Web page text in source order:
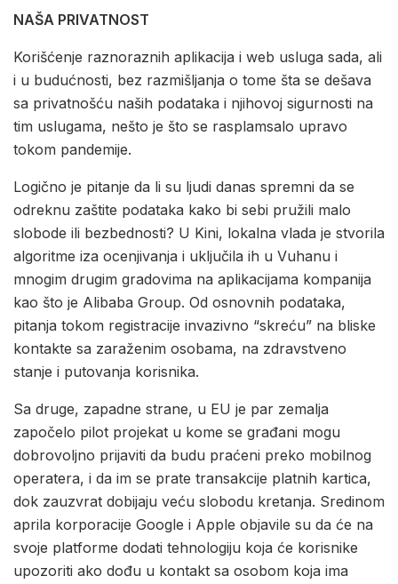
NAŠA PRIVATNOST
Korišćenje raznoraznih aplikacija i web usluga sada, ali
i u budućnosti, bez razmišljanja o tome šta se dešava
sa privatnošću naših podataka i njihovoj sigurnosti na
tim uslugama, nešto je što se rasplamsalo upravo
tokom pandemije.
Logično je pitanje da li su ljudi danas spremni da se
odreknu zaštite podataka kako bi sebi pružili malo
slobode ili bezbednosti? U Kini, lokalna vlada je stvorila
algoritme iza ocenjivanja i uključila ih u Vuhanu i
mnogim drugim gradovima na aplikacijama kompanija
kao što je Alibaba Group. Od osnovnih podataka,
pitanja tokom registracije invazivno “skreću” na bliske
kontakte sa zaraženim osobama, na zdravstveno
stanje i putovanja korisnika.
Sa druge, zapadne strane, u EU je par zemalja
započelo pilot projekat u kome se građani mogu
dobrovoljno prijaviti da budu praćeni preko mobilnog
operatera, i da im se prate transakcije platnih kartica,
dok zauzvrat dobijaju veću slobodu kretanja. Sredinom
aprila korporacije Google i Apple objavile su da će na
svoje platforme dodati tehnologiju koja će korisnike
upozoriti ako dođu u kontakt sa osobom koja ima